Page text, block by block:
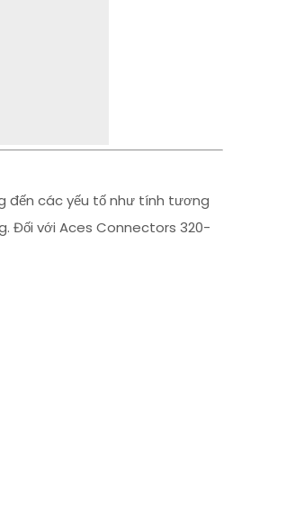
đến các yếu tố như tính tương
Đối với Aces Connectors 320-